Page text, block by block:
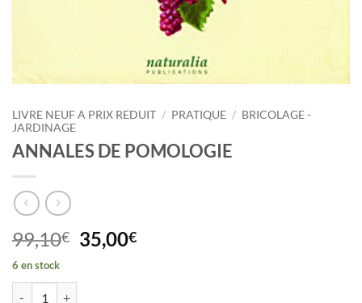
LIVRE NEUF A PRIX REDUIT / PRATIQUE / BRICOLAGE -
JARDINAGE
ANNALES DE POMOLOGIE
99,10€ Le
prix
35,00€Le
6 en stock